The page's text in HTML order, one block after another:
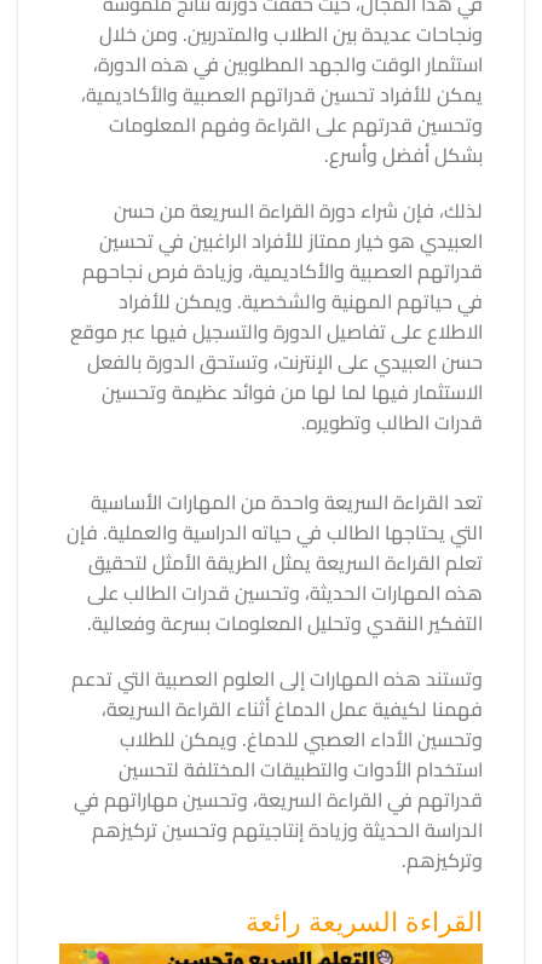
ونجاحات عديدة بين الطلاب والمتدربين. ومن خلال
استثمار الوقت والجهد المطلوبين في هذه الدورة،
يمكن للأفراد تحسين قدراتهم العصبية والأكاديمية،
وتحسين قدرتهم على القراءة وفهم المعلومات
بشكل أفضل وأسرع.
لذلك، فإن شراء دورة القراءة السريعة من حسن
العبيدي هو خيار ممتاز للأفراد الراغبين في تحسين
قدراتهم العصبية والأكاديمية، وزيادة فرص نجاحهم
في حياتهم المهنية والشخصية. ويمكن للأفراد
الاطلاع على تفاصيل الدورة والتسجيل فيها عبر موقع
حسن العبيدي على الإنترنت، وتستحق الدورة بالفعل
الاستثمار فيها لما لها من فوائد عظيمة وتحسين
قدرات الطالب وتطويره.
تعد القراءة السريعة واحدة من المهارات الأساسية
التي يحتاجها الطالب في حياته الدراسية والعملية. فإن
تعلم القراءة السريعة يمثل الطريقة الأمثل لتحقيق
هذه المهارات الحديثة، وتحسين قدرات الطالب على
التفكير النقدي وتحليل المعلومات بسرعة وفعالية.
وتستند هذه المهارات إلى العلوم العصبية التي تدعم
فهمنا لكيفية عمل الدماغ أثناء القراءة السريعة،
وتحسين الأداء العصبي للدماغ. ويمكن للطلاب
استخدام الأدوات والتطبيقات المختلفة لتحسين
قدراتهم في القراءة السريعة، وتحسين مهاراتهم في
الدراسة الحديثة وزيادة إنتاجيتهم وتحسين تركيزهم
وتركيزهم.
القراءة السريعة رائعة